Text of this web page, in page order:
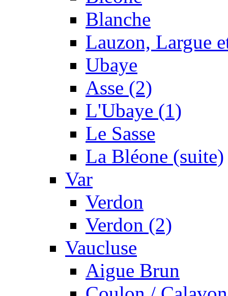
Blanche
Lauzon, Largue
Ubaye
Asse (2)
L'Ubaye (1)
Le Sasse
La Bléone (suite)
Var
Verdon
Verdon (2)
Vaucluse
Aigue Brun